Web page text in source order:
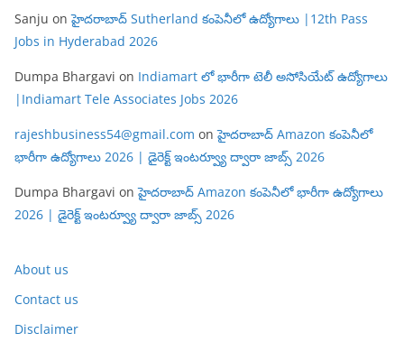
Sanju onహైదరాబాద్ Sutherland కంపెనీలో ఉద్యోగాలు |12th Pass
Jobs in Hyderabad 2026
Dumpa Bhargavi on Indiamart లో భారీగా టెలీ అసోసియేట్ ఉద్యోగాలు
|Indiamart Tele Associates Jobs 2026
rajeshbusiness54@gmail.com onహైదరాబాద్ Amazon కంపెనీలో
భారీగా ఉద్యోగాలు 2026 | డైరెక్ట్ ఇంటర్వ్యూ ద్వారా జాబ్స్ 2026
Dumpa Bhargavi onహైదరాబాద్ Amazon కంపెనీలో భారీగా ఉద్యోగాలు
2026 | డైరెక్ట్ ఇంటర్వ్యూ ద్వారా జాబ్స్ 2026
About us
Contact us
Disclaimer